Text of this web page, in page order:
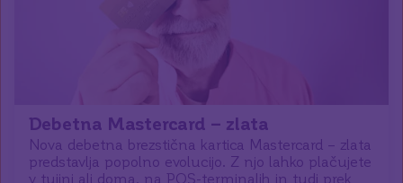
Debetna Mastercard – zlata
Nova debetna brezstična kartica Mastercard – zlata
predstavlja popolno evolucijo. Z njo lahko plačujete
v tujini ali doma, na POS-terminalih in tudi prek